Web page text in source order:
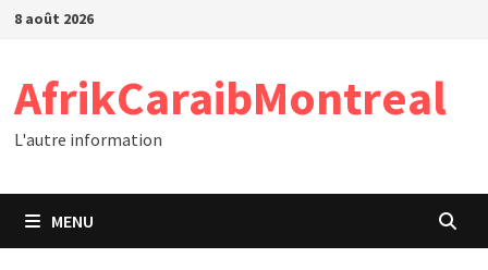
Passer
8 août 2026
AfrikCaraibMontreal
L'autre information
MENU